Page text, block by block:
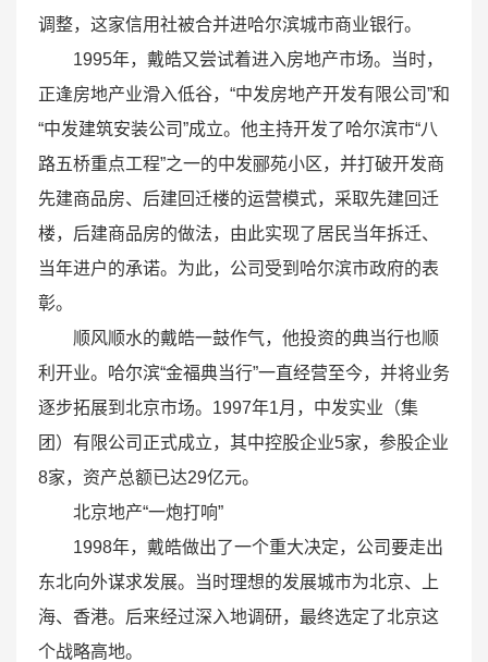
调整，这家信用社被合并进哈尔滨城市商业银行。
1995年，戴皓又尝试着进入房地产市场。当时，
正逢房地产业滑入低谷，“中发房地产开发有限公司”和
“中发建筑安装公司”成立。他主持开发了哈尔滨市“八
路五桥重点工程”之一的中发郦苑小区，并打破开发商
先建商品房、后建回迁楼的运营模式，采取先建回迁
楼，后建商品房的做法，由此实现了居民当年拆迁、
当年进户的承诺。为此，公司受到哈尔滨市政府的表
彰。
顺风顺水的戴皓一鼓作气，他投资的典当行也顺
利开业。哈尔滨“金福典当行”一直经营至今，并将业务
逐步拓展到北京市场。1997年1月，中发实业（集
团）有限公司正式成立，其中控股企业5家，参股企业
8家，资产总额已达29亿元。
北京地产“一炮打响”
1998年，戴皓做出了一个重大决定，公司要走出
东北向外谋求发展。当时理想的发展城市为北京、上
海、香港。后来经过深入地调研，最终选定了北京这
个战略高地。